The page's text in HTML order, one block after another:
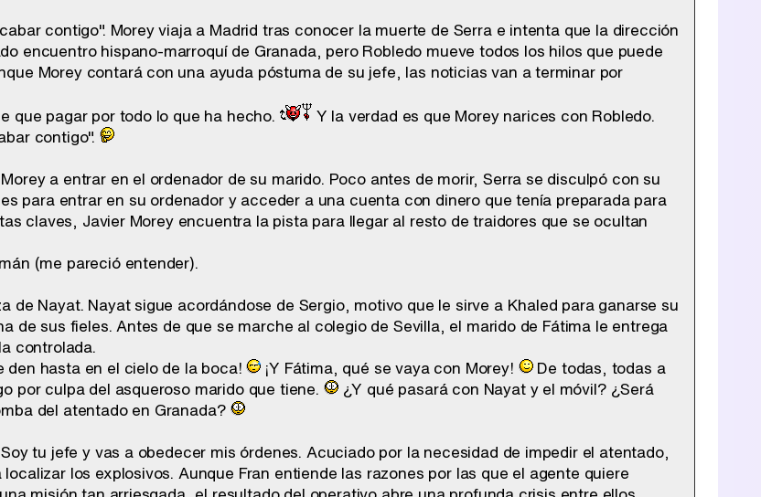
contigo". Morey viaja a Madrid tras conocer la muerte de Serra e intenta que la dirección
encuentro hispano-marroquí de Granada, pero Robledo mueve todos los hilos que puede
Morey contará con una ayuda póstuma de su jefe, las noticias van a terminar por
que pagar por todo lo que ha hecho.
Y la verdad es que Morey narices con Robledo.
contigo".
a entrar en el ordenador de su marido. Poco antes de morir, Serra se disculpó con su
para entrar en su ordenador y acceder a una cuenta con dinero que tenía preparada para
claves, Javier Morey encuentra la pista para llegar al resto de traidores que se ocultan
(me pareció entender).
de Nayat. Nayat sigue acordándose de Sergio, motivo que le sirve a Khaled para ganarse su
de sus fieles. Antes de que se marche al colegio de Sevilla, el marido de Fátima le entrega
controlada.
den hasta en el cielo de la boca!
¡Y Fátima, qué se vaya con Morey!
De todas, todas a
por culpa del asqueroso marido que tiene.
¿Y qué pasará con Nayat y el móvil? ¿Será
del atentado en Granada?
tu jefe y vas a obedecer mis órdenes. Acuciado por la necesidad de impedir el atentado,
los explosivos. Aunque Fran entiende las razones por las que el agente quiere